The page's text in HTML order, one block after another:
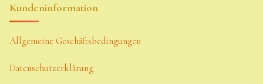
Kundeninformation
Allgemeine Geschäftsbedingungen
Datenschutzerklärung